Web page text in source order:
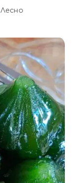
Лесно